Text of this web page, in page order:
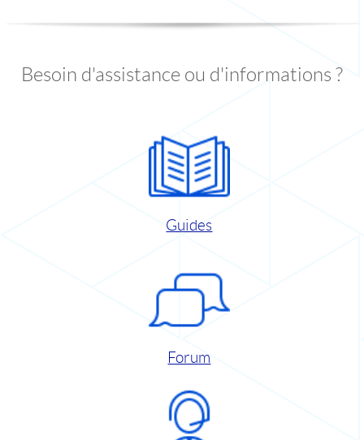
Besoin d'assistance ou d'informations ?
Guides
Forum